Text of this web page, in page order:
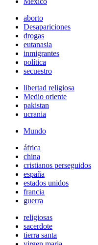
aborto
Desapariciones
drogas
eutanasia
inmigrantes
política
secuestro
libertad religiosa
Medio oriente
pakistan
ucrania
Mundo
áfrica
china
cristianos perseguidos
españa
estados unidos
francia
guerra
religiosas
sacerdote
tierra santa